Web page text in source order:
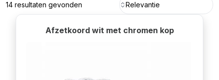
14 resultaten gevonden Relevantie
Afzetkoord wit met chromen kop